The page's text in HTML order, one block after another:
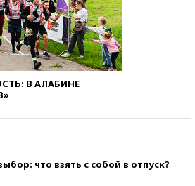
В АЛАБИНЕ
что взять с собой в отпуск?